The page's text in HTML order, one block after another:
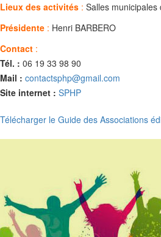
Lieux des activités : Salles municipales
Présidente : Henri BARBERO
Contact :
Tél. : 06 19 33 98 90
Mail : contactsphp@gmail.com
Site internet : SPHP
Télécharger le Guide des Associations